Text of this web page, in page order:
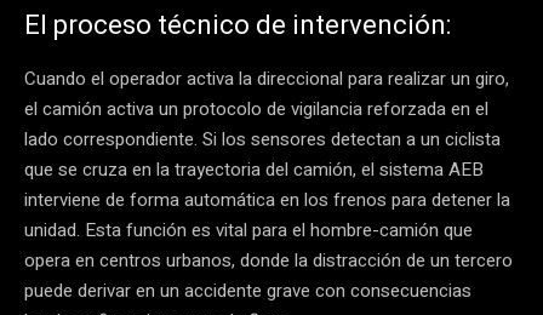
El proceso técnico de intervención:
Cuando el operador activa la direccional para realizar un giro,
el camión activa un protocolo de vigilancia reforzada en el
lado correspondiente. Si los sensores detectan a un ciclista
que se cruza en la trayectoria del camión, el sistema AEB
interviene de forma automática en los frenos para detener la
unidad. Esta función es vital para el hombre-camión que
opera en centros urbanos, donde la distracción de un tercero
puede derivar en un accidente grave con consecuencias